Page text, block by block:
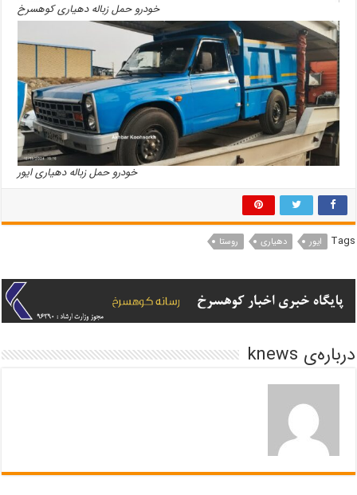
خودرو حمل زباله دهیاری کوهسرخ
خودرو حمل زباله دهیاری ایور
Tags ایور دهیاری روستا
درباره‌ی knews